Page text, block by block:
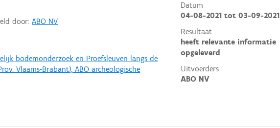
Datum
04-08-2021tot 03-09-2021
Resultaat
heeft relevante informatie
opgeleverd
Uitvoerders
ABO NV
door:ABO NV
bodemonderzoek en Proefsleuven langs de
Vlaams-Brabant), ABO archeologische